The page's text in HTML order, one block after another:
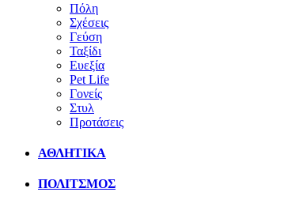
Πόλη
Σχέσεις
Γεύση
Ταξίδι
Ευεξία
Pet Life
Γονείς
Στυλ
Προτάσεις
ΑΘΛΗΤΙΚΑ
ΠΟΛΙΤΣΜΟΣ